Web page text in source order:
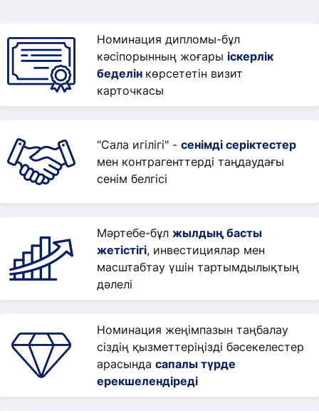
Номинация дипломы-бұл
кәсіпорынның жоғары іскерлік
беделін көрсететін визит
карточкасы
"Сала игілігі" - сенімді серіктестер
мен контрагенттерді таңдаудағы
сенім белгісі
Мәртебе-бұл жылдың басты
жетістігі, инвестициялар мен
масштабтау үшін тартымдылықтың
дәлелі
Номинация жеңімпазын таңбалау
сіздің қызметтеріңізді бәсекелестер
арасында сапалы түрде
ерекшелендіреді